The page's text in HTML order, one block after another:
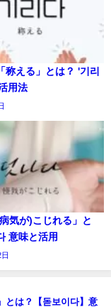
称える」とは？ '기리
用法
気が)こじれる」と
意味と活用
とは？【돋보이다】意